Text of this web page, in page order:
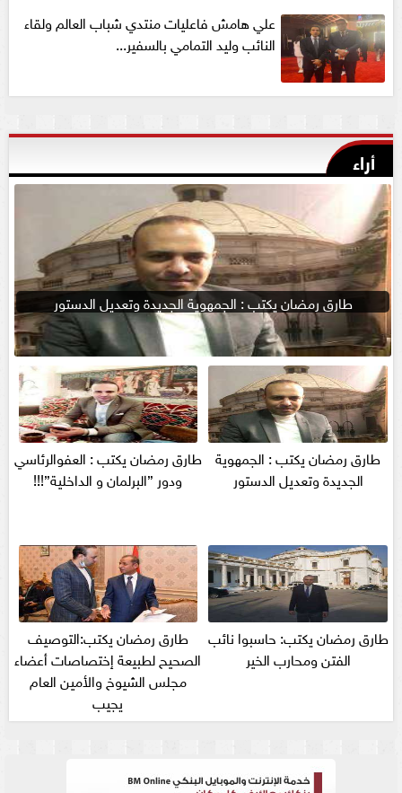
علي هامش فاعليات منتدي شباب العالم ولقاء
النائب وليد التمامي بالسفير...
أراء
طارق رمضان يكتب : الجمهوية الجديدة وتعديل الدستور
طارق رمضان يكتب : الجمهوية
الجديدة وتعديل الدستور
طارق رمضان يكتب : العفوالرئاسي
ودور ”البرلمان و الداخلية”!!!
طارق رمضان يكتب: حاسبوا نائب
الفتن ومحارب الخير
طارق رمضان يكتب:التوصيف
الصحيح لطبيعة إختصاصات أعضاء
مجلس الشيوخ والأمين العام
يجيب